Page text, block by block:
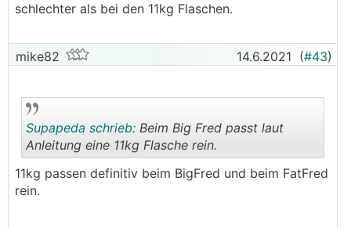
schlechter als bei den 11kg Flaschen.
mike82 14.6.2021 (#43)
Supapeda schrieb: Beim Big Fred passt laut
Anleitung eine 11kg Flasche rein.
11kg passen definitiv beim BigFred und beim FatFred
rein.